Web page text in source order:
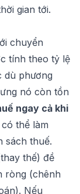
chuyển
tính theo tỷ lệ
phương
nó còn tồn
ngay cả khi
thể làm
sách thuế.
thế) đề
(chênh
Nếu
phí liên
trị giao dịch.